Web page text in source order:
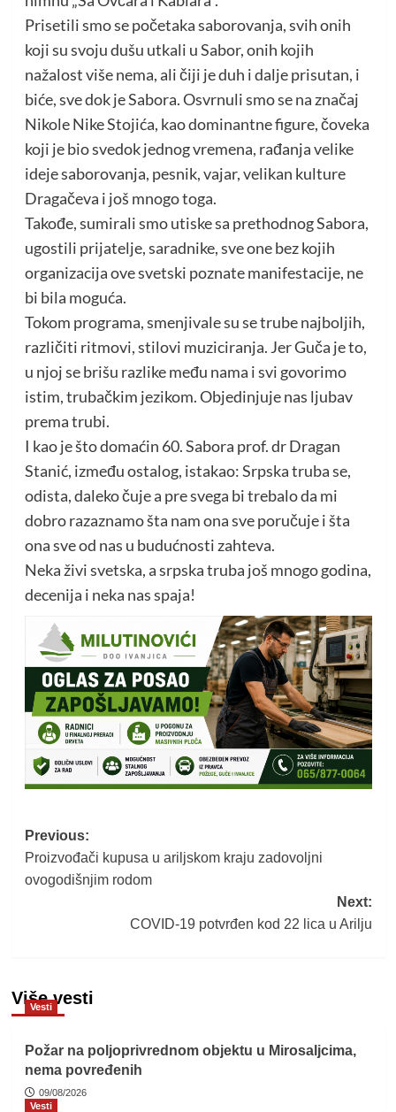
Prisetili smo se početaka saborovanja, svih onih
koji su svoju dušu utkali u Sabor, onih kojih
nažalost više nema, ali čiji je duh i dalje prisutan, i
biće, sve dok je Sabora. Osvrnuli smo se na značaj
Nikole Nike Stojića, kao dominantne figure, čoveka
koji je bio svedok jednog vremena, rađanja velike
ideje saborovanja, pesnik, vajar, velikan kulture
Dragačeva i još mnogo toga.
Takođe, sumirali smo utiske sa prethodnog Sabora,
ugostili prijatelje, saradnike, sve one bez kojih
organizacija ove svetski poznate manifestacije, ne
bi bila moguća.
Tokom programa, smenjivale su se trube najboljih,
različiti ritmovi, stilovi muziciranja. Jer Guča je to,
u njoj se brišu razlike među nama i svi govorimo
istim, trubačkim jezikom. Objedinjuje nas ljubav
prema trubi.
I kao je što domaćin 60. Sabora prof. dr Dragan
Stanić, između ostalog, istakao: Srpska truba se,
odista, daleko čuje a pre svega bi trebalo da mi
dobro razaznamo šta nam ona sve poručuje i šta
ona sve od nas u budućnosti zahteva.
Neka živi svetska, a srpska truba još mnogo godina,
decenija i neka nas spaja!
Post
navigation
Previous:
Proizvođači kupusa u ariljskom kraju zadovoljni
ovogodišnjim rodom
Next:
COVID-19 potvrđen kod 22 lica u Arilju
Više vesti
Vesti
Požar na poljoprivrednom objektu u Mirosaljcima,
nema povređenih
09/08/2026
Vesti